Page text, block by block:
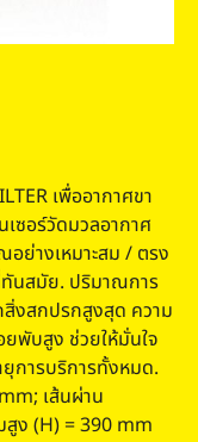
เพื่ออากาศขา
เซอร์วัดมวลอากาศ
ย่างเหมาะสม / ตรง
ทันสมัย. ปริมาณการ
งสกปรกสูงสุด ความ
ยพับสูง ช่วยให้มั่นใจ
การบริการทั้งหมด.
เส้นผ่าน
สูง (H) = 390 mm